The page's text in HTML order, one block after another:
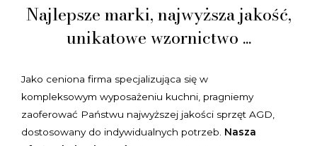
Najlepsze marki, najwyższa jakość,
unikatowe wzornictwo ...
Jako ceniona firma specjalizująca się w
kompleksowym wyposażeniu kuchni, pragniemy
zaoferować Państwu najwyższej jakości sprzęt AGD,
dostosowany do indywidualnych potrzeb. Nasza